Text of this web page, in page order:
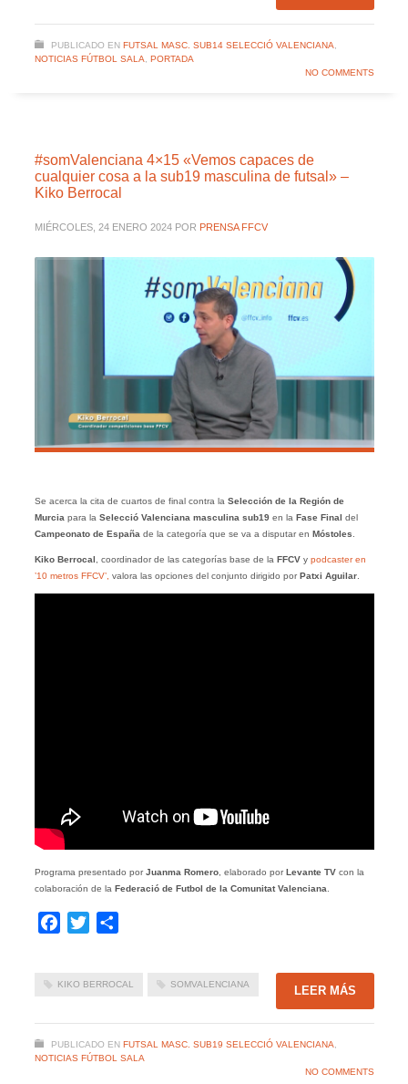
PUBLICADO EN FUTSAL MASC. SUB14 SELECCIÓ VALENCIANA
NOTICIAS FÚTBOL SALA
PORTADA
NO COMMENTS
#somValenciana 4×15 «Vemos capaces de
cualquier cosa a la sub19 masculina de futsal» –
Kiko Berrocal
MIÉRCOLES, 24 ENERO 2024 POR PRENSA FFCV
Se acerca la cita de cuartos de final contra la Selección de la Región de
Murcia para la Selecció Valenciana masculina sub19en la Fase Final del
Campeonato de España de la categoría que se va a disputar en Móstoles
Kiko Berrocal , coordinador de las categorías base de la FFCVypodcaster en
’10 metros FFCV’, valora las opciones del conjunto dirigido porPatxi Aguilar.
Programa presentado porJuanma Romero, elaborado porLevante TVcon la
colaboración de la Federació de Futbol de la Comunitat Valenciana
Facebook
Twitter
KIKO BERROCAL SOMVALENCIANA LEER MÁS
PUBLICADO EN FUTSAL MASC. SUB19 SELECCIÓ VALENCIANA
NOTICIAS FÚTBOL SALA
NO COMMENTS